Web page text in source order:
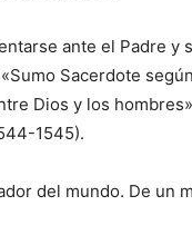
ante el Padre y
Sacerdote
Dios y los
1545).
del mundo. De un